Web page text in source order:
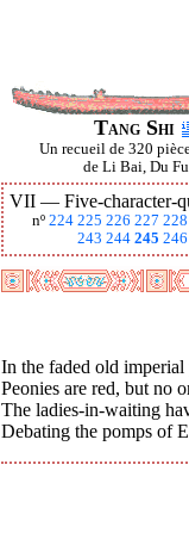
Tang Shi
Un recueil de 320
de Li Bai, Du
VII — Five-character-
nº 224 225 226 227 228
243 244 245 246
In the faded old imperial
Peonies are red, but no
The ladies-in-waiting
Debating the pomps of